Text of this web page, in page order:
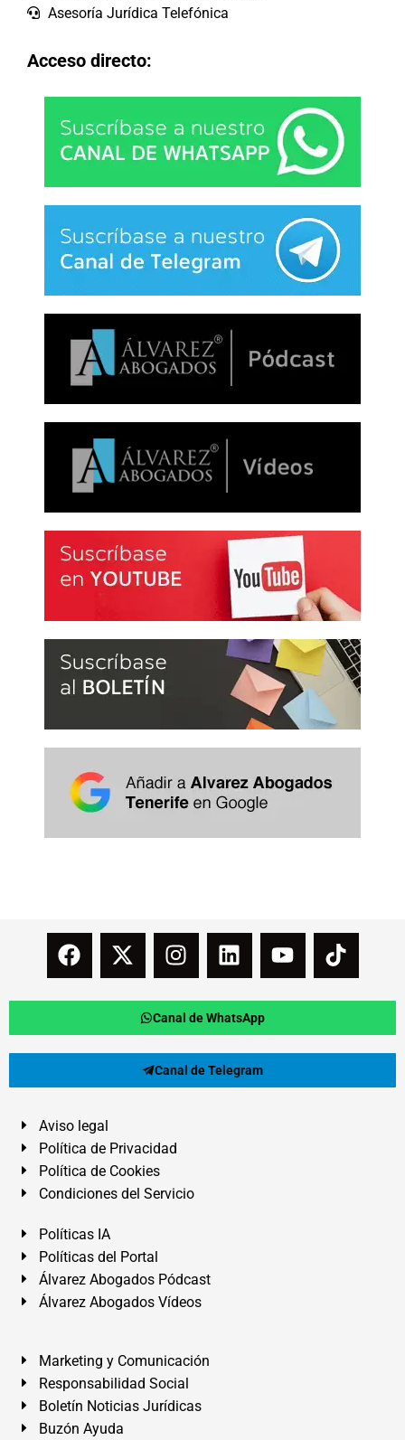
Asesoría Jurídica Telefónica
Acceso directo:
Canal de WhatsApp
Canal de Telegram
Aviso legal
Política de Privacidad
Política de Cookies
Condiciones del Servicio
Políticas IA
Políticas del Portal
Álvarez Abogados Pódcast
Álvarez Abogados Vídeos
Marketing y Comunicación
Responsabilidad Social
Boletín Noticias Jurídicas
Buzón Ayuda